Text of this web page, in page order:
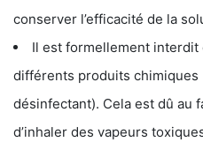
conserver l’efficacité de la
Il est formellement interdit
différents produits chimiques
désinfectant). Cela est dû au
d’inhaler des vapeurs